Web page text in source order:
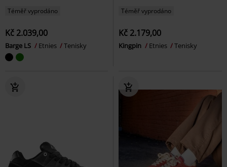
Téměř vyprodáno
Kč 2.039,00
Barge LS Etnies Tenisky
Téměř vyprodáno
Kč 2.179,00
Kingpin Etnies Tenisky